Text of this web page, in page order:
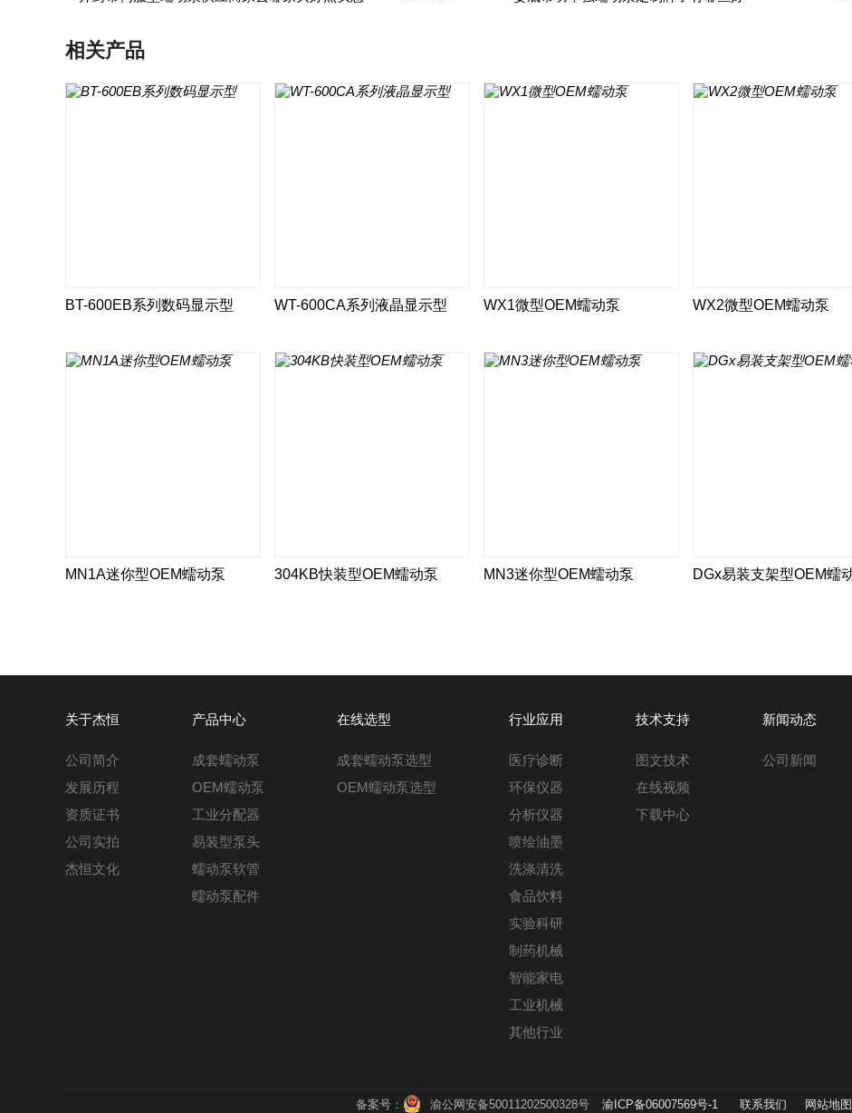
相关产品
BT-600EB系列数码显示型 WT-600CA系列液晶显示型 WX1微型OEM蠕动泵 WX2微型OEM蠕动泵
MN1A迷你型OEM蠕动泵 304KB快装型OEM蠕动泵 MN3迷你型OEM蠕动泵 DGx易装支架型OEM蠕
关于杰恒
公司简介
发展历程
资质证书
公司实拍
杰恒文化
产品中心
成套蠕动泵
OEM蠕动泵
工业分配器
易装型泵头
蠕动泵软管
蠕动泵配件
在线选型
成套蠕动泵选型
OEM蠕动泵选型
行业应用
医疗诊断
环保仪器
分析仪器
喷绘油墨
洗涤清洗
食品饮料
实验科研
制药机械
智能家电
工业机械
其他行业
技术支持
图文技术
在线视频
下载中心
新闻动态
公司新闻
备案号： 渝公网安备50011202500328号 渝ICP备06007569号-1 联系我们 网站地图